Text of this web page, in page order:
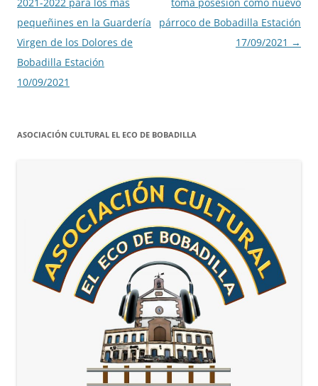
entradas
pequeñines en la Guardería
Virgen de los Dolores de
Bobadilla Estación
10/09/2021
párroco de Bobadilla Estación
17/09/2021 →
ASOCIACIÓN CULTURAL EL ECO DE BOBADILLA